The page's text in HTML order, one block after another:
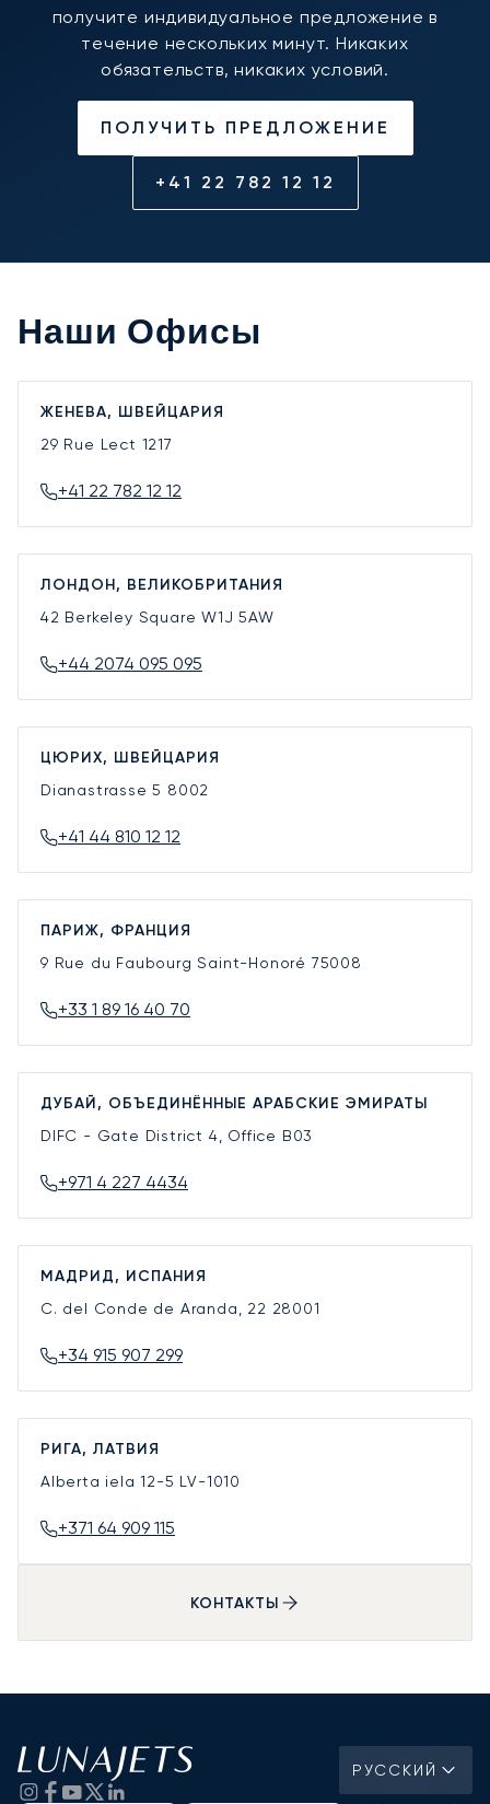
получите индивидуальное предложение в
течение нескольких минут. Никаких
обязательств, никаких условий.
ПОЛУЧИТЬ ПРЕДЛОЖЕНИЕ
+41 22 782 12 12
Наши Офисы
ЖЕНЕВА, ШВЕЙЦАРИЯ
29 Rue Lect 1217
+41 22 782 12 12
ЛОНДОН, ВЕЛИКОБРИТАНИЯ
42 Berkeley SquareW1J 5AW
+44 2074 095 095
ЦЮРИХ, ШВЕЙЦАРИЯ
Dianastrasse 5 8002
+41 44 810 12 12
ПАРИЖ, ФРАНЦИЯ
9 Rue du Faubourg Saint-Honoré 75008
+33 1 89 16 40 70
ДУБАЙ, ОБЪЕДИНЁННЫЕ АРАБСКИЕ ЭМИРАТЫ
DIFC - Gate District 4, Office B03
+971 4 227 4434
МАДРИД, ИСПАНИЯ
C. del Conde de Aranda, 22 28001
+34 915 907 299
РИГА, ЛАТВИЯ
Alberta iela 12-5 LV-1010
+371 64 909 115
КОНТАКТЫ
РУССКИЙ